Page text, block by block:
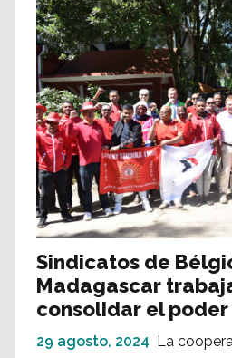
Sindicatos de
Madagascar
consolidar el
29 agosto, 2024
La